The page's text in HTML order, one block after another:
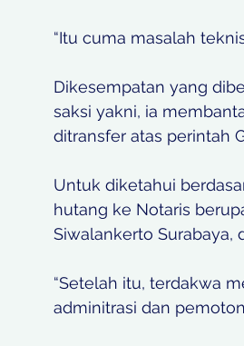
“Itu cuma masalah
Dikesempatan yang
saksi yakni, ia
ditransfer atas perintah
Untuk diketahui
hutang ke Notaris
Siwalankerto Surabaya,
“Setelah itu, terdakwa
adminitrasi dan